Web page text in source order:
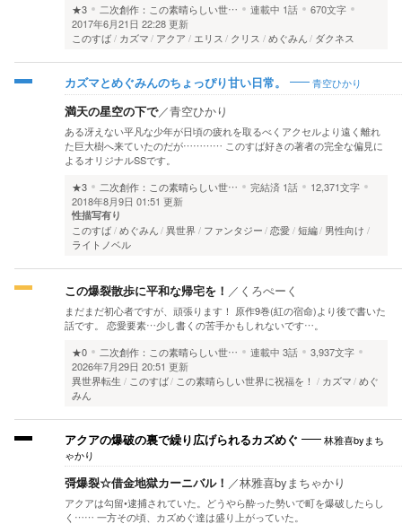
★3
二次創作：この素晴らしい世… 連載中 1話
670文字
2017年6月21日 22:28 更新
このすば
カズマ アクア エリス クリス めぐみん ダクネス
カズマとめぐみんのちょっぴり甘い日常。 青空ひかり
満天の星空の下で／青空ひかり
ある冴えない平凡な少年が日頃の疲れを取るべくアクセルより遠く離れ
た巨大樹へ来ていたのだが………… このすば好きの著者の完全な偏見に
よるオリジナルSSです。
★3
二次創作：この素晴らしい世… 完結済 1話
12,371文字
2018年8月9日 01:51 更新
性描写有り
このすば めぐみん 異世界 ファンタジー 恋愛 短編 男性向け
ライトノベル
この爆裂散歩に平和な帰宅を！ ／ くろぺーく
まだまだ初心者ですが、頑張ります！ 原作9巻(紅の宿命)より後で書いた
話です。 恋愛要素…少し書くの苦手かもしれないです…。
★0
二次創作：この素晴らしい世… 連載中 3話
3,937文字
2026年7月29日 20:51 更新
異世界転生
このすば この素晴らしい世界に祝福を！ カズマ めぐ
みん
アクアの爆破の裏で繰り広げられるカズめぐ
林雅喜byまち
ゃかり
彁爆裂☆借金地獄カーニバル！ ／林雅喜byまちゃかり
アクアは勾留•逮捕されていた。どうやら酔った勢いで町を爆破したらし
く…… 一方その頃、カズめぐ達は盛り上がっていた。